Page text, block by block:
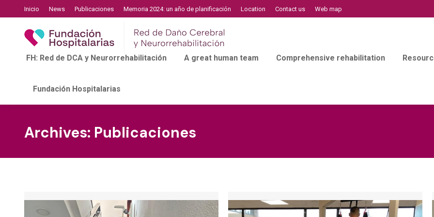
Inicio News Publicaciones Memoria 2024: un año de planificación Location Contact us Web map
FH: Red de DCA y Neurorrehabilitación A great human team Comprehensive rehabilitation
Fundación Hospitalarias
Archives: Publicaciones